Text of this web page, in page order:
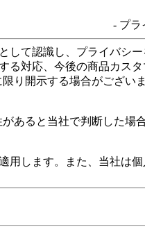
- プラ
て認識し、プライバシ
る対応、今後の商品カス
り開示する場合がございま
あると当社で判断した場合
します。また、当社は